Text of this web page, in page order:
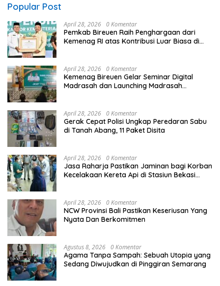
Popular Post
April 28, 2026 0 Komentar
Pemkab Bireuen Raih Penghargaan dari
Kemenag RI atas Kontribusi Luar Biasa di
April 28, 2026 0 Komentar
Kemenag Bireuen Gelar Seminar Digital
Madrasah dan Launching Madrasah
April 28, 2026 0 Komentar
Gerak Cepat Polisi Ungkap Peredaran Sabu
di Tanah Abang, 11 Paket Disita
April 28, 2026 0 Komentar
Jasa Raharja Pastikan Jaminan bagi Korban
Kecelakaan Kereta Api di Stasiun Bekasi
April 28, 2026 0 Komentar
NCW Provinsi Bali Pastikan Keseriusan Yang
Nyata Dan Berkomitmen
Agustus 8, 2026 0 Komentar
Agama Tanpa Sampah: Sebuah Utopia yang
Sedang Diwujudkan di Pinggiran Semarang